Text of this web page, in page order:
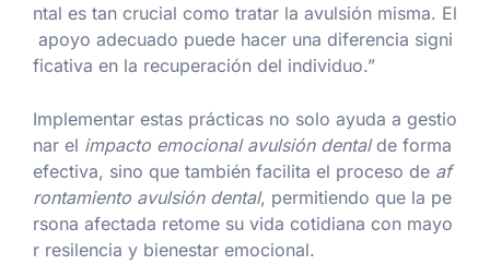
ntal es tan crucial como tratar la avulsión misma. El
apoyo adecuado puede hacer una diferencia signi
ficativa en la recuperación del individuo.”
Implementar estas prácticas no solo ayuda a gestio
nar el impacto emocional avulsión dentalde forma
efectiva, sino que también facilita el proceso de af
rontamiento avulsión dental, permitiendo que la pe
rsona afectada retome su vida cotidiana con mayo
r resilencia y bienestar emocional.